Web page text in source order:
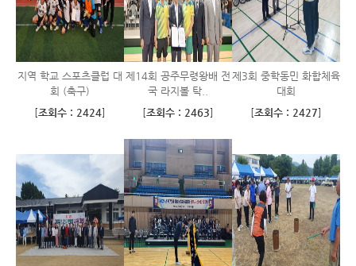
지역 학교 스포츠클럽 대
회 (축구)
[조회수 : 2424]
제14회 공주무령왕배 전
국 라지볼 탁..
[조회수 : 2463]
제3회 중학동민 화합체육
대회
[조회수 : 2427]